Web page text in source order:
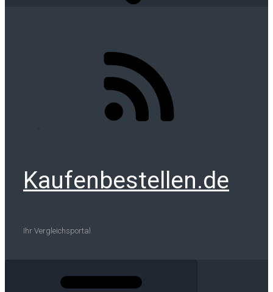
Kaufenbestellen.de
Ihr Vergleichsportal